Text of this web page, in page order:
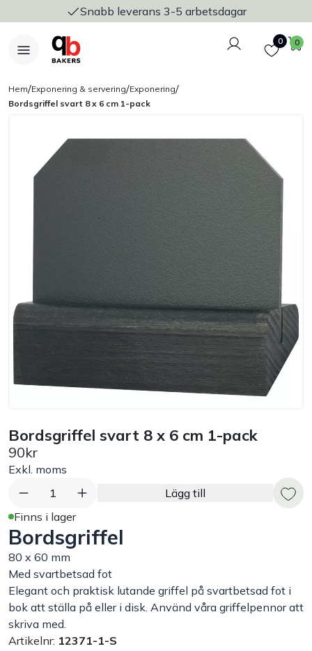
Snabb leverans 3-5 arbetsdagar
Logga in
Favoriter
0 0
Bakers Pureline
Bageriplåtar & bakformar
Utensilier
Råvaruhantering & lagring
Exponering & servering
Städutrustning
Arbetskläder
Plåtbyte
Monin
Hem/Exponering & servering/Exponering/
Bordsgriffel svart 8 x 6 cm 1-pack
Bordsgriffel svart 8 x 6 cm 1-pack
90kr
Exkl. moms
1
Lägg till
Finns i lager
Bordsgriffel
80 x 60 mm
Med svartbetsad fot
Elegant och praktisk lutande griffel på svartbetsad fot i
bok att ställa på eller i disk. Använd våra griffelpennor att
skriva med.
Artikelnr: 12371-1-S